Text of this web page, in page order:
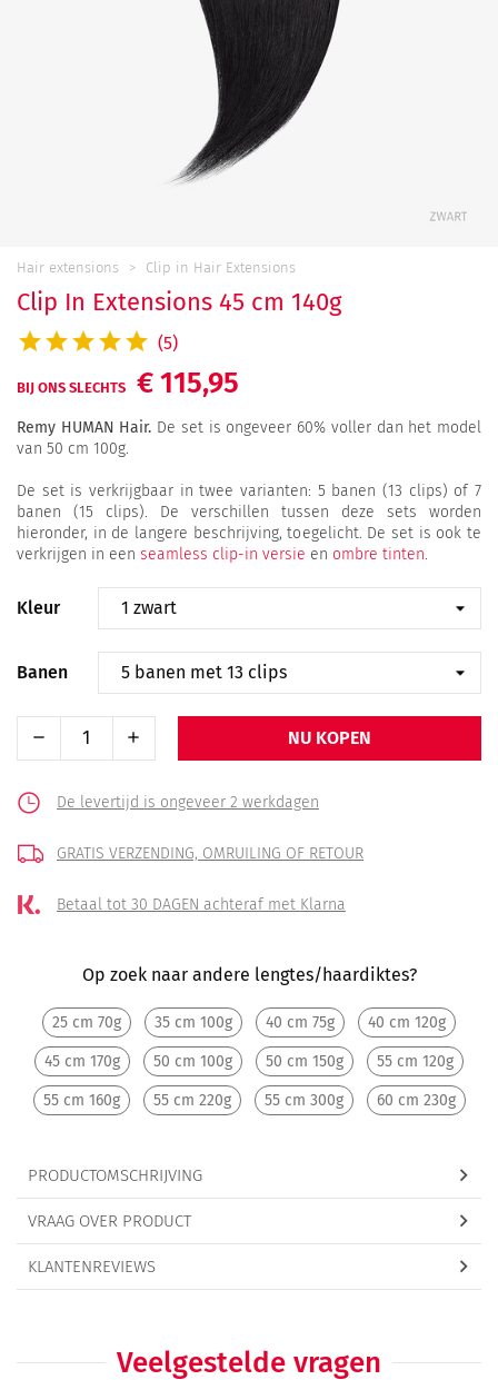
Hair extensions Clip in Hair Extensions
Clip In Extensions 45 cm 140g
(5)
BIJ ONS SLECHTS € 115,95
Remy HUMAN Hair. De set is ongeveer 60% voller dan het model
van 50 cm 100g.
De set is verkrijgbaar in twee varianten: 5 banen (13 clips) of 7
banen (15 clips). De verschillen tussen deze sets worden
hieronder, in de langere beschrijving, toegelicht. De set is ook te
verkrijgen in een seamless clip-in versie en ombre tinten.
Kleur
Banen
NU KOPEN
De levertijd is ongeveer 2 werkdagen
GRATIS VERZENDING, OMRUILING OF RETOUR
Betaal tot 30 DAGEN achteraf met Klarna
Op zoek naar andere lengtes/haardiktes?
25 cm 70g 35 cm 100g 40 cm 75g 40 cm 120g
45 cm 170g 50 cm 100g 50 cm 150g 55 cm 120g
55 cm 160g 55 cm 220g 55 cm 300g 60 cm 230g
PRODUCTOMSCHRIJVING
VRAAG OVER PRODUCT
KLANTENREVIEWS
Veelgestelde vragen